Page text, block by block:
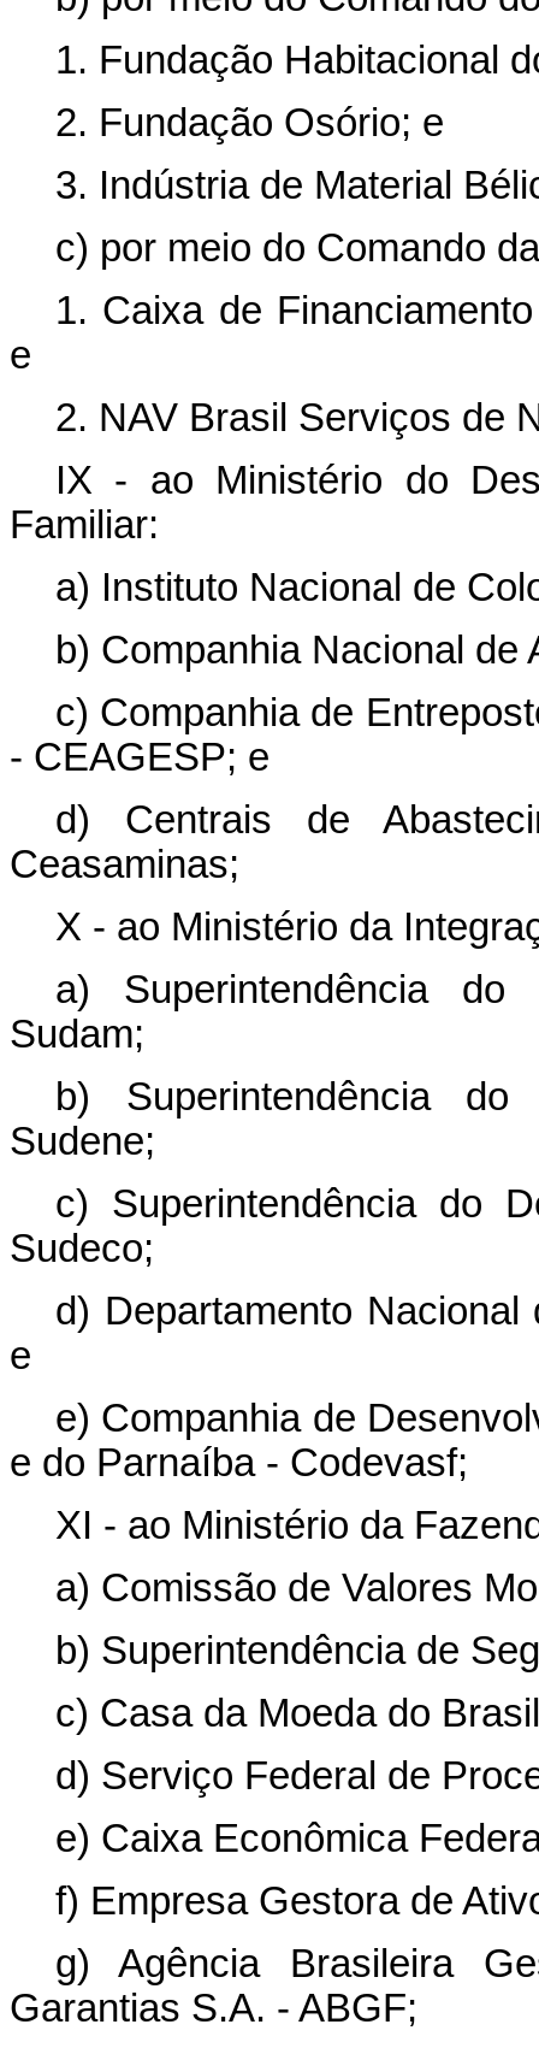
1. Fundação Habitacional
2. Fundação Osório; e
3. Indústria de Material
c) por meio do Comando
1. Caixa de
e
2. NAV Brasil Serviços de
IX - ao Ministério do
Familiar:
a) Instituto Nacional de
b) Companhia Nacional
c) Companhia de
- CEAGESP; e
d) Centrais de
Ceasaminas;
X - ao Ministério da
a) Superintendência do
Sudam;
b) Superintendência
Sudene;
c) Superintendência do
Sudeco;
d) Departamento
e
e) Companhia de
e do Parnaíba - Codevasf;
XI - ao Ministério da
a) Comissão de Valores
b) Superintendência de
c) Casa da Moeda do
d) Serviço Federal de
e) Caixa Econômica
f) Empresa Gestora de
g) Agência Brasileira
Garantias S.A. - ABGF;